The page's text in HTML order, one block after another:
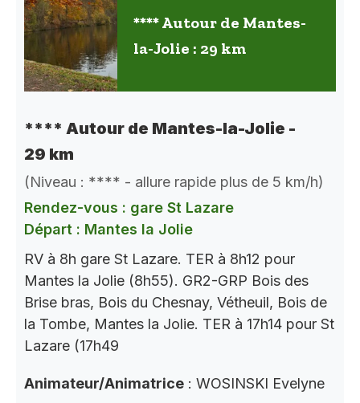
**** Autour de Mantes-
la-Jolie : 29 km
**** Autour de Mantes-la-Jolie -
29 km
(Niveau : **** - allure rapide plus de 5 km/h)
Rendez-vous : gare St Lazare
Départ : Mantes la Jolie
RV à 8h gare St Lazare. TER à 8h12 pour
Mantes la Jolie (8h55). GR2-GRP Bois des
Brise bras, Bois du Chesnay, Vétheuil, Bois de
la Tombe, Mantes la Jolie. TER à 17h14 pour St
Lazare (17h49
Animateur/Animatrice : WOSINSKI Evelyne